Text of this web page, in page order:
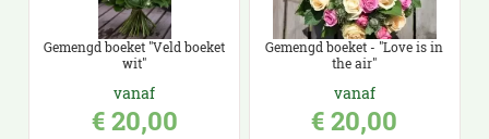
Gemengd boeket "Veld boeket
wit"
vanaf
€20,00
Gemengd boeket - "Love is in
the air"
vanaf
€20,00